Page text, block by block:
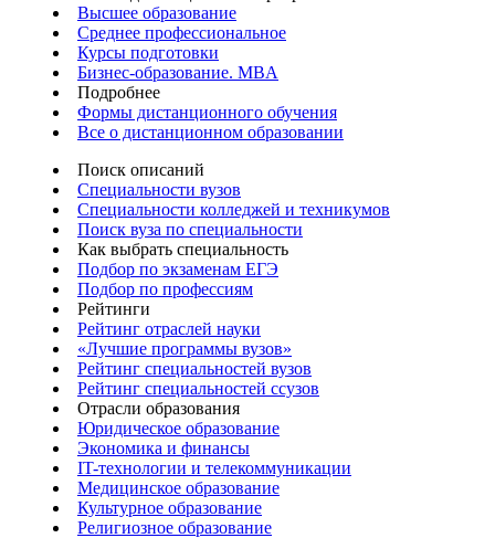
Высшее образование
Среднее профессиональное
Курсы подготовки
Бизнес-образование. MBA
Подробнее
Формы дистанционного обучения
Все о дистанционном образовании
Поиск описаний
Специальности вузов
Специальности колледжей и техникумов
Поиск вуза по специальности
Как выбрать специальность
Подбор по экзаменам ЕГЭ
Подбор по профессиям
Рейтинги
Рейтинг отраслей науки
«Лучшие программы вузов»
Рейтинг специальностей вузов
Рейтинг специальностей ссузов
Отрасли образования
Юридическое образование
Экономика и финансы
IT-технологии и телекоммуникации
Медицинское образование
Культурное образование
Религиозное образование